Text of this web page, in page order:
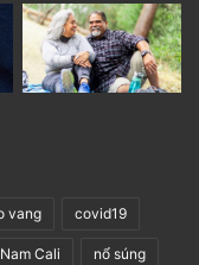
vang covid19
Nam Cali nổ súng